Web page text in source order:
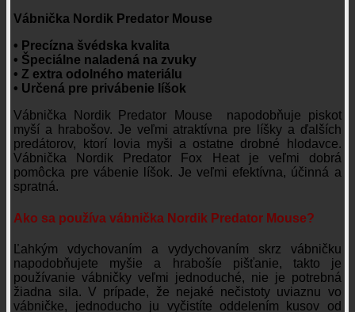
Vábnička Nordik Predator Mouse
• Precízna švédska kvalita
• Špeciálne naladená na zvuky
• Z extra odolného materiálu
• Určená pre privábenie líšok
Vábnička Nordik Predator Mouse napodobňuje piskot
myší a hrabošov. Je veľmi atraktívna pre líšky a ďalších
predátorov, ktorí lovia myši a ostatne drobné hlodavce.
Vábnička Nordik Predator Fox Heat je veľmi dobrá
pomôcka pre vábenie líšok. Je veľmi efektívna, účinná a
spratná.
Ako sa používa vábnička Nordik Predator Mouse?
Ľahkým vdychovaním a vydychovaním skrz vábničku
napodobňujete myšie a hrabošíe pišťanie, takto je
používanie vábničky veľmi jednoduché, nie je potrebná
žiadna sila. V prípade, že nejaké nečistoty uviaznu vo
vábničke, jednoducho ju vyčistíte oddelením kusov od